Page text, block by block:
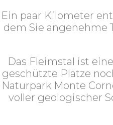
Ein paar Kilometer
dem Sie angenehme
Das Fleimstal ist
geschützte Plätze
Naturpark Monte
voller geologischer